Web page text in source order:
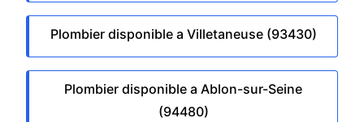
Plombier disponible a Villetaneuse (93430)
Plombier disponible a Ablon-sur-Seine
(94480)